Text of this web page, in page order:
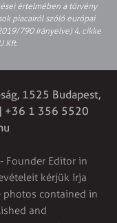
értelmében a törvény
piacairól szóló európai
790 Irányelve) 4. cikke
Kft.
1525 Budapest,
+36 1 356 5520
Founder Editor in
kérjük írja
photos contained in
and